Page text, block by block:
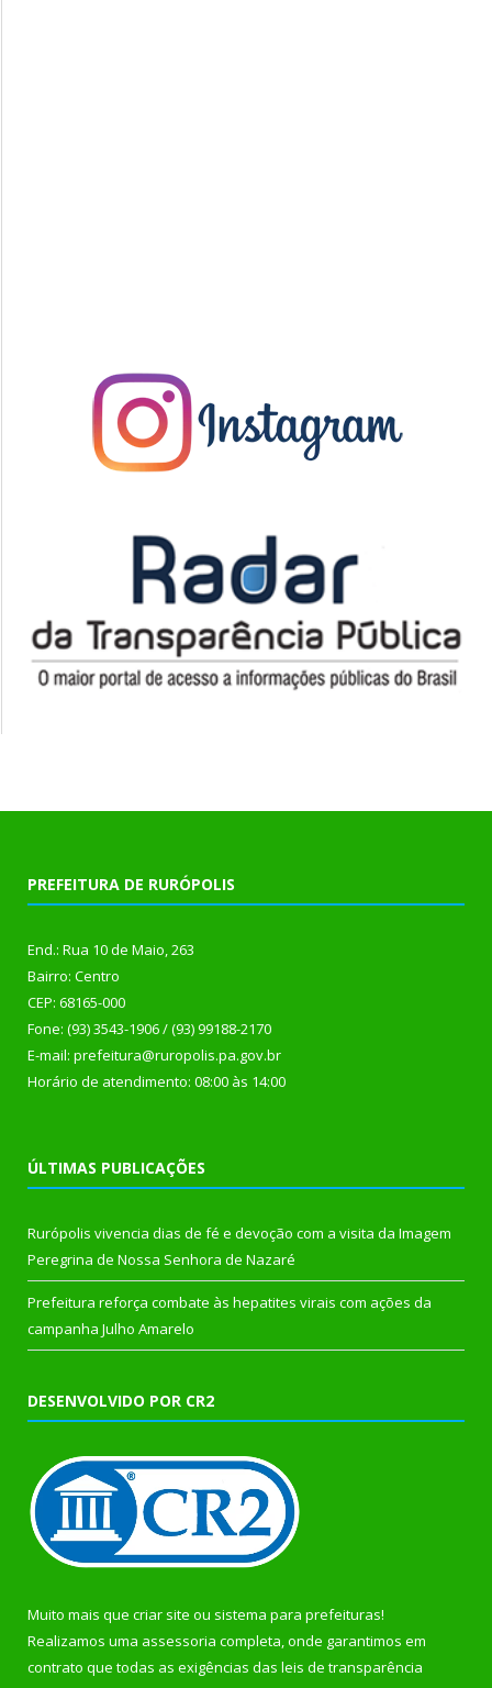
PREFEITURA DE RURÓPOLIS
End.: Rua 10 de Maio, 263
Bairro: Centro
CEP: 68165-000
Fone: (93) 3543-1906 / (93) 99188-2170
E-mail: prefeitura@ruropolis.pa.gov.br
Horário de atendimento: 08:00 às 14:00
ÚLTIMAS PUBLICAÇÕES
Rurópolis vivencia dias de fé e devoção com a visita da Imagem
Peregrina de Nossa Senhora de Nazaré
Prefeitura reforça combate às hepatites virais com ações da
campanha Julho Amarelo
DESENVOLVIDO POR CR2
Muito mais que criar site ou sistema para prefeituras!
Realizamos uma assessoria completa, onde garantimos em
contrato que todas as exigências das leis de transparência